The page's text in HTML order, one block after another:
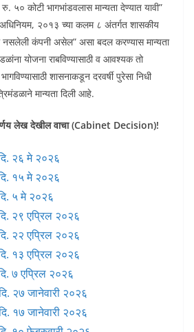
५० कोटी भागभांडवलास मान्यता देण्यात यावी”
२०१३ च्या कलम ८ अंतर्गत शासकीय
कंपनी असेल” असा बदल करण्यास मान्यता
योजना राबविण्यासाठी व आवश्यक तो
शासनाकडून दरवर्षी पुरेसा निधी
मान्यता दिली आहे.
लेख देखील वाचा (Cabinet Decision)!
२६ मे २०२६
१५ मे २०२६
५ मे २०२६
२९ एप्रिल २०२६
२२ एप्रिल २०२६
१३ एप्रिल २०२६
७ एप्रिल २०२६
२७ जानेवारी २०२६
१७ जानेवारी २०२६